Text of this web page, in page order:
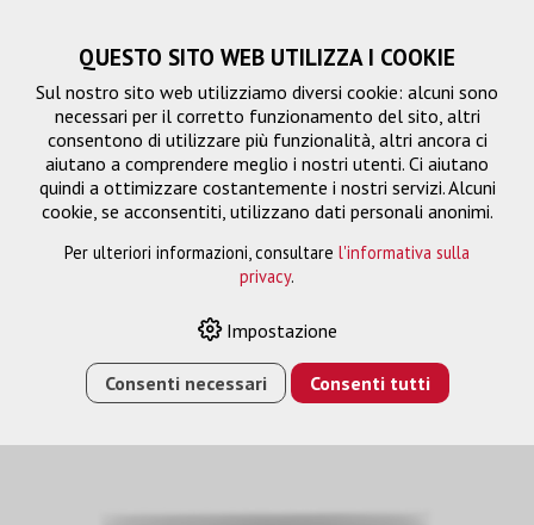
Superfici di proiezione
› E-SHOP › PROIEZIONE ›
SUPERFICI DI
QUESTO SITO WEB UTILIZZA I COOKIE
Sul nostro sito web utilizziamo diversi cookie: alcuni sono
necessari per il corretto funzionamento del sito, altri
consentono di utilizzare più funzionalità, altri ancora ci
aiutano a comprendere meglio i nostri utenti. Ci aiutano
quindi a ottimizzare costantemente i nostri servizi. Alcuni
cookie, se acconsentiti, utilizzano dati personali anonimi.
Per ulteriori informazioni, consultare l'informativa sulla
privacy.
Impostazione
Consenti necessari Consenti tutti